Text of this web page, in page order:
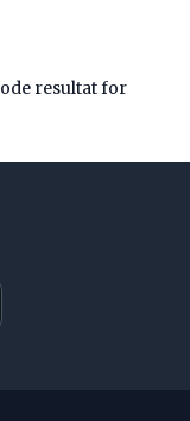
resultat for